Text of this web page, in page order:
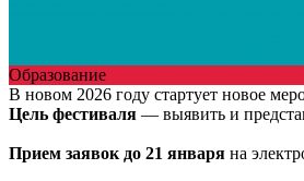
Образование
В новом 2026 году стартует новое
Цель фестиваля — выявить и
Прием заявок до 21 января на